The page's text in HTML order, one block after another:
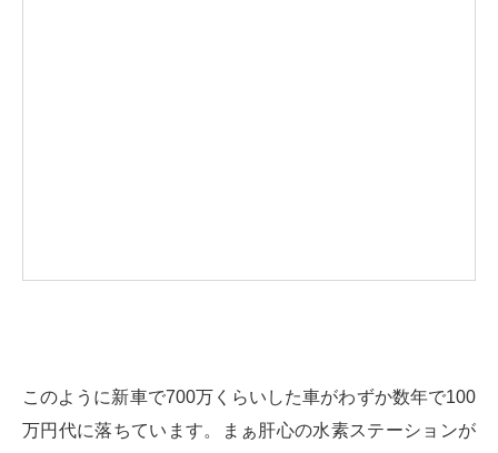
このように新車で700万くらいした車がわずか数年で100
万円代に落ちています。まぁ肝心の水素ステーションが